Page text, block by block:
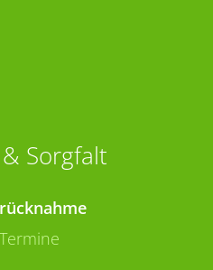
Sorgfalt